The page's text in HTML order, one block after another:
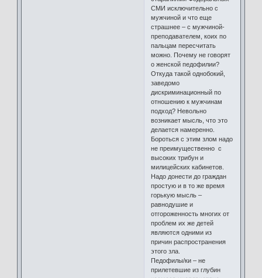
СМИ исключительно с
мужчиной и что еще
страшнее – с мужчиной-
преподавателем, коих по
пальцам пересчитать
можно. Почему не говорят
о женской педофилии?
Откуда такой однобокий,
заведомо
дискриминационный по
отношению к мужчинам
подход? Невольно
возникает мысль, что это
делается намеренно.
Бороться с этим злом надо
не преимущественно с
высоких трибун и
милицейских кабинетов.
Надо донести до граждан
простую и в то же время
горькую мысль –
равнодушие и
отгороженность многих от
проблем их же детей
являются одними из
причин распространения
этого зла.
Педофилы/ки – не
прилетевшие из глубин